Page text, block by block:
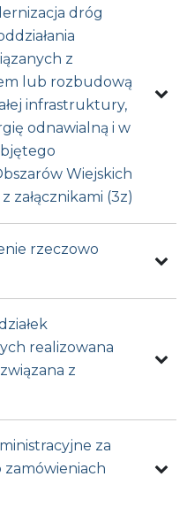
dróg
z
lub rozbudową
infrastruktury,
odnawialną i w
Wiejskich
załącznikami (3z)
rzeczowo
realizowana
z
za
zamówieniach